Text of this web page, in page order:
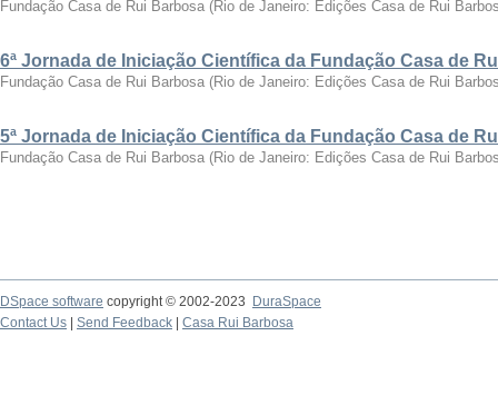
Fundação Casa de Rui Barbosa (Rio de Janeiro: Edições Casa de Rui
6ª Jornada de Iniciação Científica da Fundação Casa de
Fundação Casa de Rui Barbosa (Rio de Janeiro: Edições Casa de Rui
5ª Jornada de Iniciação Científica da Fundação Casa de
Fundação Casa de Rui Barbosa (Rio de Janeiro: Edições Casa de Rui
DSpace software copyright © 2002-2023
DuraSpace
Contact Us
Send Feedback Casa Rui Barbosa